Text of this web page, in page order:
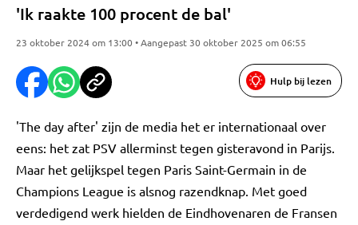
'Ik raakte 100 procent de bal'
23 oktober 2024 om 13:00 • Aangepast 30 oktober 2025 om 06:55
Hulp bij lezen
'The day after' zijn de media het er internationaal over
eens: het zat PSV allerminst tegen gisteravond in Parijs.
Maar het gelijkspel tegen Paris Saint-Germain in de
Champions League is alsnog razendknap. Met goed
verdedigend werk hielden de Eindhovenaren de Fransen